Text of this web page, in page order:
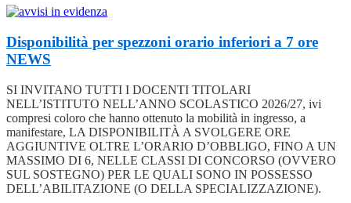
Disponibilità per spezzoni orario inferiori a 7 ore
NEWS
SI INVITANO TUTTI I DOCENTI TITOLARI
NELL’ISTITUTO NELL’ANNO SCOLASTICO 2026/27, ivi
compresi coloro che hanno ottenuto la mobilità in ingresso, a
manifestare, LA DISPONIBILITÀ A SVOLGERE ORE
AGGIUNTIVE OLTRE L’ORARIO D’OBBLIGO, FINO A UN
MASSIMO DI 6, NELLE CLASSI DI CONCORSO (OVVERO
SUL SOSTEGNO) PER LE QUALI SONO IN POSSESSO
DELL’ABILITAZIONE (O DELLA SPECIALIZZAZIONE).